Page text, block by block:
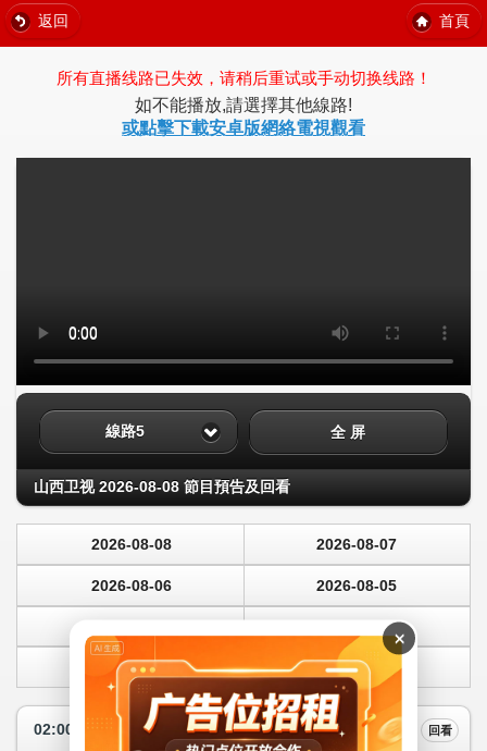
返回 首頁
所有直播线路已失效，请稍后重试或手动切换线路！
如不能播放,請選擇其他線路!
或點擊下載安卓版網絡電視觀看
線路5 全 屏
山西卫视 2026-08-08 節目預告及回看
2026-08-08 2026-08-07
2026-08-06 2026-08-05
2026-08-03
2026-08-02 2026-08-01
02:00 经典电影 回看
×